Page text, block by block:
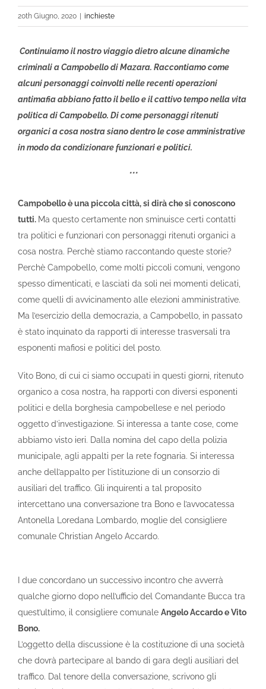
20th Giugno, 2020 | inchieste
Continuiamo il nostro viaggio dietro alcune dinamiche
criminali a Campobello di Mazara. Raccontiamo come
alcuni personaggi coinvolti nelle recenti operazioni
antimafia abbiano fatto il bello e il cattivo tempo nella vita
politica di Campobello. Di come personaggi ritenuti
organici a cosa nostra siano dentro le cose amministrative
in modo da condizionare funzionari e politici.
***
Campobello è una piccola città, si dirà che si conoscono
tutti. Ma questo certamente non sminuisce certi contatti
tra politici e funzionari con personaggi ritenuti organici a
cosa nostra. Perchè stiamo raccontando queste storie?
Perchè Campobello, come molti piccoli comuni, vengono
spesso dimenticati, e lasciati da soli nei momenti delicati,
come quelli di avvicinamento alle elezioni amministrative.
Ma l’esercizio della democrazia, a Campobello, in passato
è stato inquinato da rapporti di interesse trasversali tra
esponenti mafiosi e politici del posto.
Vito Bono, di cui ci siamo occupati in questi giorni, ritenuto
organico a cosa nostra, ha rapporti con diversi esponenti
politici e della borghesia campobellese e nel periodo
oggetto d’investigazione. Si interessa a tante cose, come
abbiamo visto ieri. Dalla nomina del capo della polizia
municipale, agli appalti per la rete fognaria. Si interessa
anche dell’appalto per l’istituzione di un consorzio di
ausiliari del traffico. Gli inquirenti a tal proposito
intercettano una conversazione tra Bono e l’avvocatessa
Antonella Loredana Lombardo, moglie del consigliere
comunale Christian Angelo Accardo.
I due concordano un successivo incontro che avverrà
qualche giorno dopo nell’ufficio del Comandante Bucca tra
quest’ultimo, il consigliere comunale Angelo Accardo e Vito
Bono.
L’oggetto della discussione è la costituzione di una società
che dovrà partecipare al bando di gara degli ausiliari del
traffico. Dal tenore della conversazione, scrivono gli